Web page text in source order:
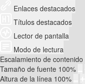
Enlaces destacados
Títulos destacados
Lector de pantalla
Modo de lectura
Escalamiento de contenido
Tamaño de fuente 100%
Altura de la línea 100%